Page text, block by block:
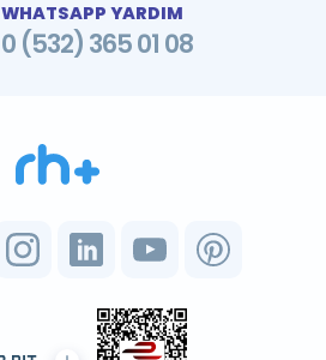
WHATSAPP YARDIM
0 (532) 365 01 08